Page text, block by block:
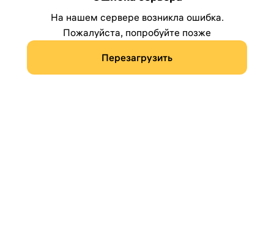
На нашем сервере возникла ошибка.
Пожалуйста, попробуйте позже
Перезагрузить